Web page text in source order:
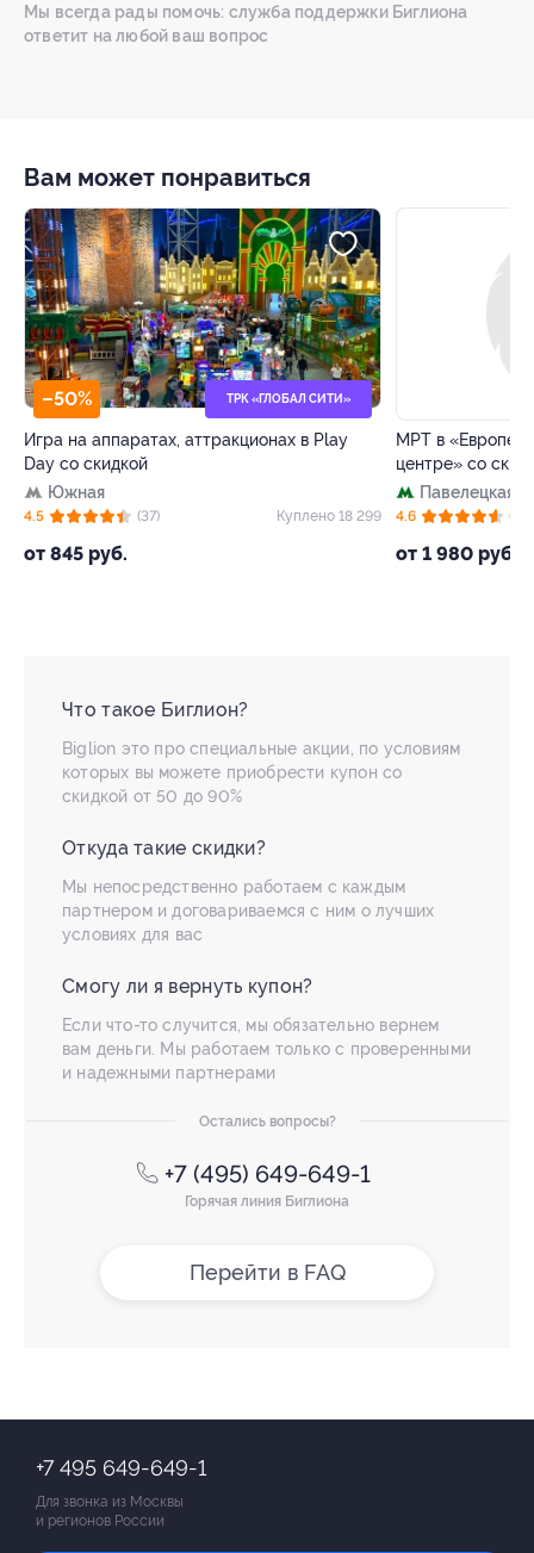
Мы всегда рады помочь: служба поддержки Биглиона
ответит на любой ваш вопрос
Вам может понравиться
–50% ТРК «ГЛОБАЛ СИТИ»
Игра на аппаратах, аттракционах в Play
Day со скидкой
Южная
от 845 руб.
4.5 (37) Куплено 18 299
МРТ в
центре» со
Павелецкая
от 1 980 руб.
4.6 (73)
Что такое Биглион?
Biglion это про специальные акции, по условиям
которых вы можете приобрести купон со
скидкой от 50 до 90%
Откуда такие скидки?
Мы непосредственно работаем с каждым
партнером и договариваемся с ним о лучших
условиях для вас
Смогу ли я вернуть купон?
Если что-то случится, мы обязательно вернем
вам деньги. Мы работаем только с проверенными
и надежными партнерами
Остались вопросы?
+7 (495) 649-649-1
Горячая линия Биглиона
Перейти в FAQ
+7 495 649-649-1
Для звонка из Москвы
и регионов России